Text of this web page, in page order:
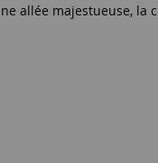
allée majestueuse, la